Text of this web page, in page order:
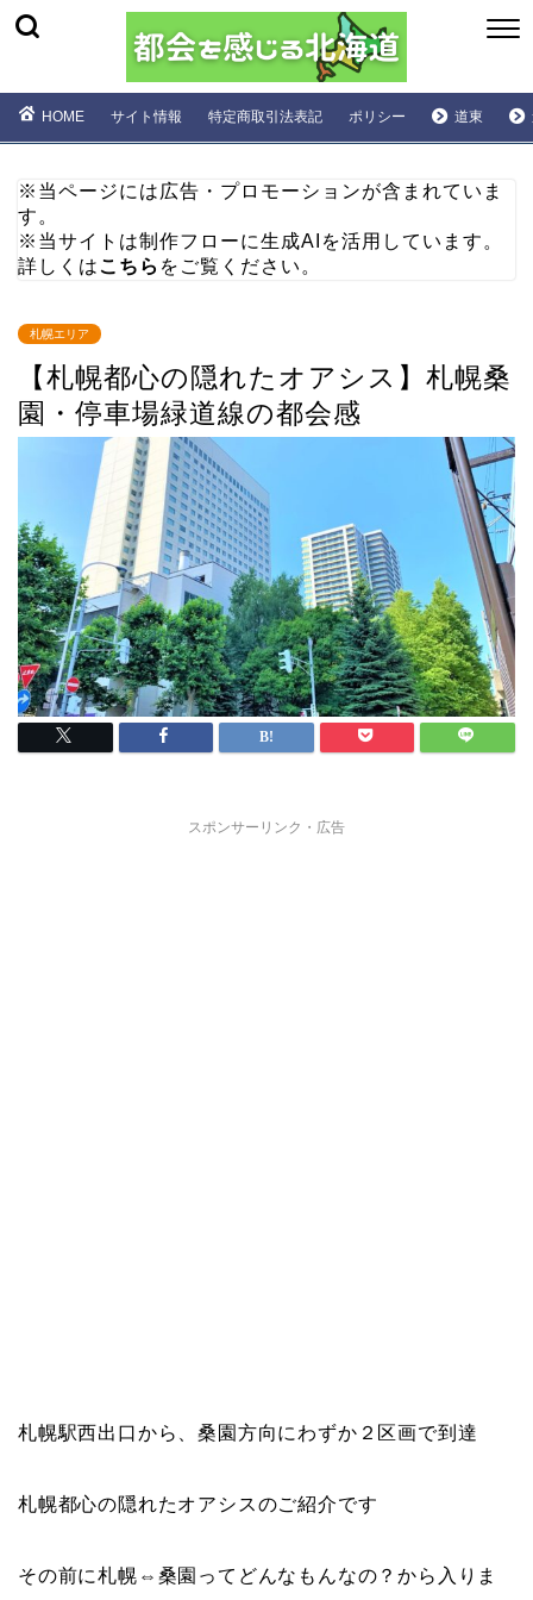
HOME サイト情報 特定商取引法表記 ポリシー 道東
※当ページには広告・プロモーションが含まれていま
す。
※当サイトは制作フローに生成AIを活用しています。
詳しくはこちら をご覧ください。
札幌エリア
【札幌都心の隠れたオアシス】札幌桑
園・停車場緑道線の都会感
スポンサーリンク・広告
札幌駅西出口から、桑園方向にわずか２区画で到達
札幌都心の隠れたオアシスのご紹介です
その前に札幌⇔桑園ってどんなもんなの？から入りま